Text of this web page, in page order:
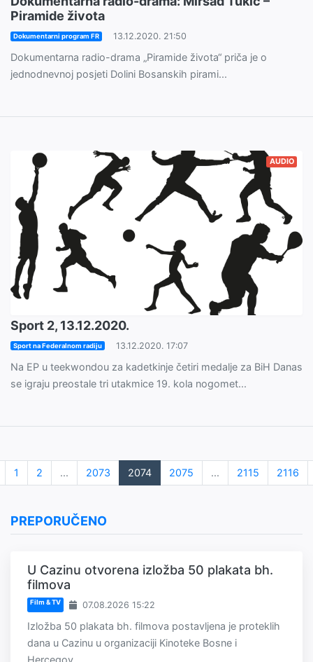
Piramide života
Dokumentarni program FR 13.12.2020. 21:50
Dokumentarna radio-drama „Piramide života“ priča je o
jednodnevnoj posjeti Dolini Bosanskih pirami...
AUDIO
Sport 2, 13.12.2020.
Sport na Federalnom radiju 13.12.2020. 17:07
Na EP u teekwondou za kadetkinje četiri medalje za BiH Danas
se igraju preostale tri utakmice 19. kola nogomet...
1 2 ... 2073 2074 2075 ... 2115 2116
PREPORUČENO
U Cazinu otvorena izložba 50 plakata bh.
filmova
Film & TV 07.08.2026 15:22
Izložba 50 plakata bh. filmova postavljena je proteklih
dana u Cazinu u organizaciji Kinoteke Bosne i
Hercegov...